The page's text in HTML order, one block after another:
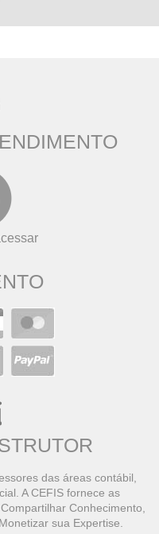
das áreas contábil,
A CEFIS fornece as
Conhecimento,
sua Expertise.